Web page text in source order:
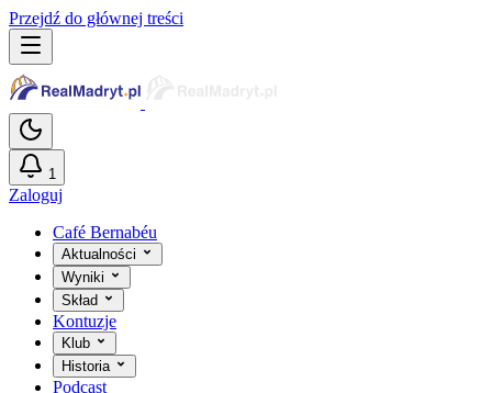
Przejdź do głównej treści
1
Zaloguj
Café Bernabéu
Aktualności
Wyniki
Skład
Kontuzje
Klub
Historia
Podcast